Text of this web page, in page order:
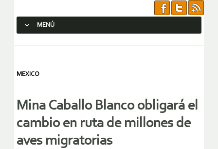
MENÚ
MEXICO
Mina Caballo Blanco obligará el
cambio en ruta de millones de
aves migratorias